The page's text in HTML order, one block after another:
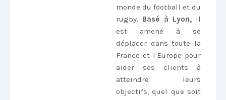
monde du football et du
rugby. Basé à Lyon,il
est amené à se
déplacer dans toute la
France et l'Europe pour
aider ses clients à
atteindre leurs
objectifs, quel que soit